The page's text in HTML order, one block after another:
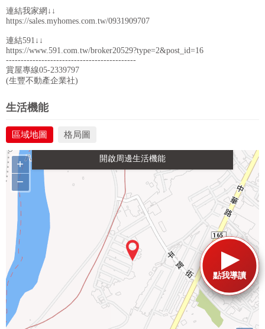
點我導讀
連結我家網↓↓
https://sales.myhomes.com.tw/0931909707
連結591↓↓
https://www.591.com.tw/broker20529?type=2&post_id=16
--------------------------------------------
賞屋專線05-2339797
(生豐不動產企業社)
生活機能
區域地圖 格局圖
生活購物
+
−